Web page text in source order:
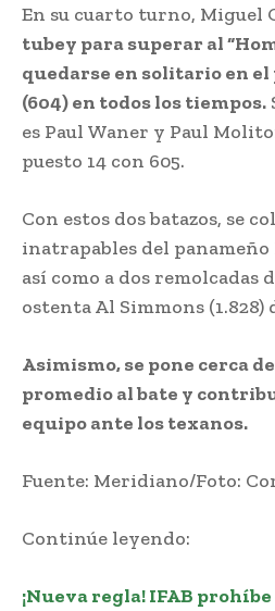
En su cuarto turno, Miguel
tubey para superar al
quedarse en solitario en el
(604) en todos los tiempos.
es Paul Waner y Paul
puesto 14 con 605.
Con estos dos batazos, se
inatrapables del panameño
así como a dos remolcadas
ostenta Al Simmons (1.828)
Asimismo, se pone cerca
promedio al bate y
equipo ante los texanos.
Fuente: Meridiano/Foto:
Continúe leyendo:
¡Nueva regla! IFAB